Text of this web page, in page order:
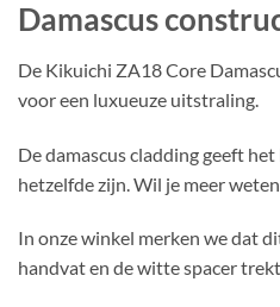
Damascus
De Kikuichi ZA18 Core
voor een luxueuze uitstraling.
De damascus cladding geeft
hetzelfde zijn. Wil je meer
In onze winkel merken we dat
handvat en de witte spacer